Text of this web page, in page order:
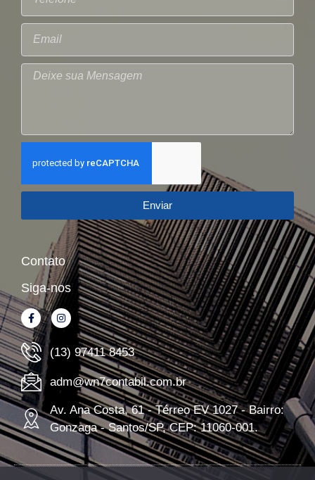
Enviar
Contato
Siga-nos
(13) 97411 8453
adm@wn7contabil.com.br
Av. Ana Costa, 61 - Térreo EV 1027 - Bairro:
Gonzaga - Santos/SP, CEP: 11060-001.